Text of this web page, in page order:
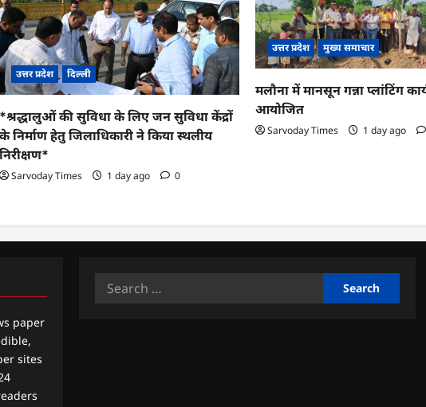
उत्तर प्रदेश दिल्ली
*श्रद्धालुओं की सुविधा के लिए जन सुविधा केंद्रों
के निर्माण हेतु जिलाधिकारी ने किया स्थलीय
निरीक्षण*
Sarvoday Times 1 day ago 0
उत्तर प्रदेश मुख्य समाचार
मलौना में मानसून गन्ना प्लांटिंग
आयोजित
Sarvoday Times 1 day ago
paper
sites
Search